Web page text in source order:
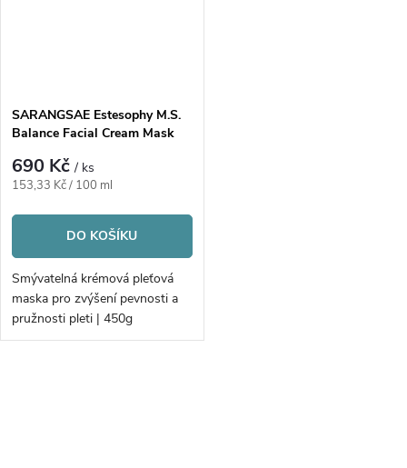
SARANGSAE Estesophy M.S.
Balance Facial Cream Mask
690 Kč/ ks
Měrná
153,33 Kč / 100 ml
DO KOŠÍKU
Smývatelná krémová pleťová
maska pro zvýšení pevnosti a
pružnosti pleti | 450g